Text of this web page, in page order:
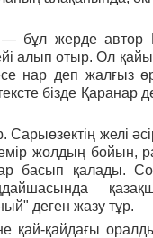
бұл жерде автор
алып отыр. Ол
нар деп жалғыз
бізде Қаранар
Сарыөзектің желі
жолдың бойын,
басып қалады.
деген жазу тұр.
қай-қайдағы